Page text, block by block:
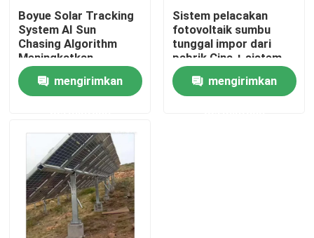
Tur Pabrik
Kontrol kualitas
Hubungi kami
Permintaan Penawaran
Sistem Pemasangan Panel Surya
Braket Pemasangan Panel Surya
Boyue Solar Tracking
System AI Sun
Chasing Algorithm
Meningkatkan
Produksi Listrik
mengirimkan
Sistem pelacakan
fotovoltaik sumbu
tunggal impor dari
pabrik Cina + sistem
pembersihan panel
fotovoltaik sendiri
mengirimkan